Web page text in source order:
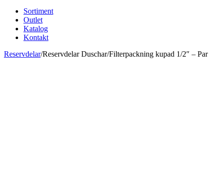
Sortiment
Outlet
Katalog
Kontakt
Reservdelar/Reservdelar Duschar/Filterpackning kupad 1/2″ – Par